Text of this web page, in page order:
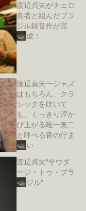
渡辺貞夫がチェロ
奏者と組んだブラ
ジル録音作が完
成！
渡辺貞夫〜ジャズ
はもちろん、クラ
シックを吹いて
も、くっきり浮か
び上がる唯一無二
と呼べる音の佇ま
い
渡辺貞夫“サウダ
ージ・トゥ・ブラ
ジル”